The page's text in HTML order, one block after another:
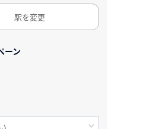
駅を変更
ーン